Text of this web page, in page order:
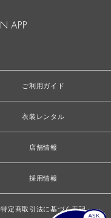
ご利用ガイド
衣装レンタル
店舗情報
採用情報
特定商取引法に基づく表記